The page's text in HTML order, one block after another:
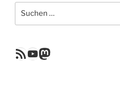
nach:
RSS FeedYouTube
Mastodon